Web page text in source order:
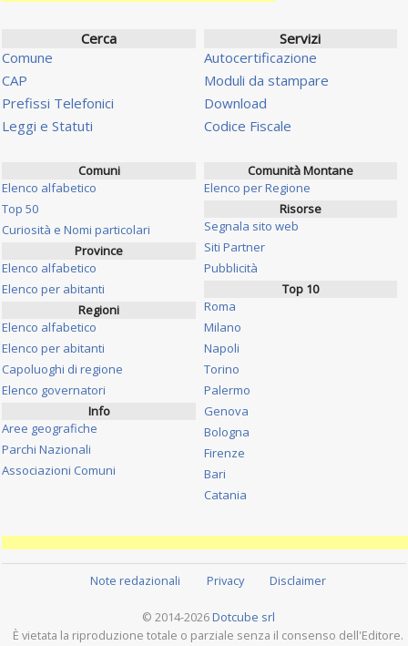
Cerca
Comune
CAP
Prefissi Telefonici
Leggi e Statuti
Servizi
Autocertificazione
Moduli da stampare
Download
Codice Fiscale
Comuni
Elenco alfabetico
Top 50
Curiosità e Nomi particolari
Province
Elenco alfabetico
Elenco per abitanti
Regioni
Elenco alfabetico
Elenco per abitanti
Capoluoghi di regione
Elenco governatori
Info
Aree geografiche
Parchi Nazionali
Associazioni Comuni
Comunità Montane
Elenco per Regione
Risorse
Segnala sito web
Siti Partner
Pubblicità
Top 10
Roma
Milano
Napoli
Torino
Palermo
Genova
Bologna
Firenze
Bari
Catania
Note redazionali Privacy Disclaimer
© 2014-2026 Dotcube srl
È vietata la riproduzione totale o parziale senza il consenso dell'Editore.